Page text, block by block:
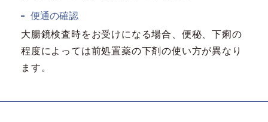
便通の確認
大腸鏡検査時をお受けになる場合、便秘、下痢の
程度によっては前処置薬の下剤の使い方が異なり
ます。